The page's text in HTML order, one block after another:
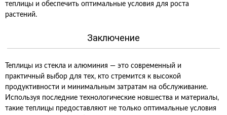
теплицы и обеспечить оптимальные условия для роста
растений.
Заключение
Теплицы из стекла и алюминия — это современный и
практичный выбор для тех, кто стремится к высокой
продуктивности и минимальным затратам на обслуживание.
Используя последние технологические новшества и материалы,
такие теплицы предоставляют не только оптимальные условия